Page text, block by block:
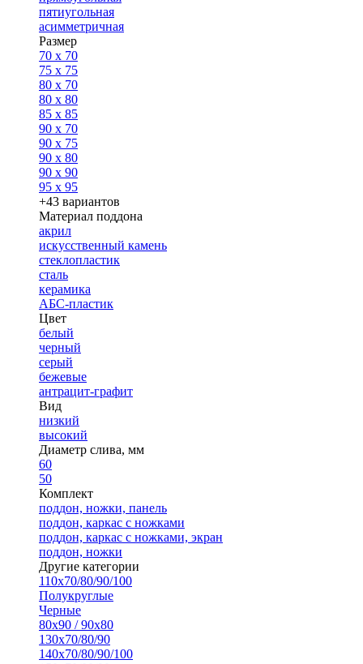
пятиугольная
асимметричная
Размер
70 x 70
75 x 75
80 x 70
80 x 80
85 x 85
90 x 70
90 x 75
90 x 80
90 x 90
95 x 95
+43 вариантов
Материал поддона
акрил
искусственный камень
стеклопластик
сталь
керамика
АБС-пластик
Цвет
белый
черный
серый
бежевые
антрацит-графит
Вид
низкий
высокий
Диаметр слива, мм
60
50
Комплект
поддон, ножки, панель
поддон, каркас с ножками
поддон, каркас с ножками, экран
поддон, ножки
Другие категории
110х70/80/90/100
Полукруглые
Черные
80х90 / 90х80
130х70/80/90
140х70/80/90/100